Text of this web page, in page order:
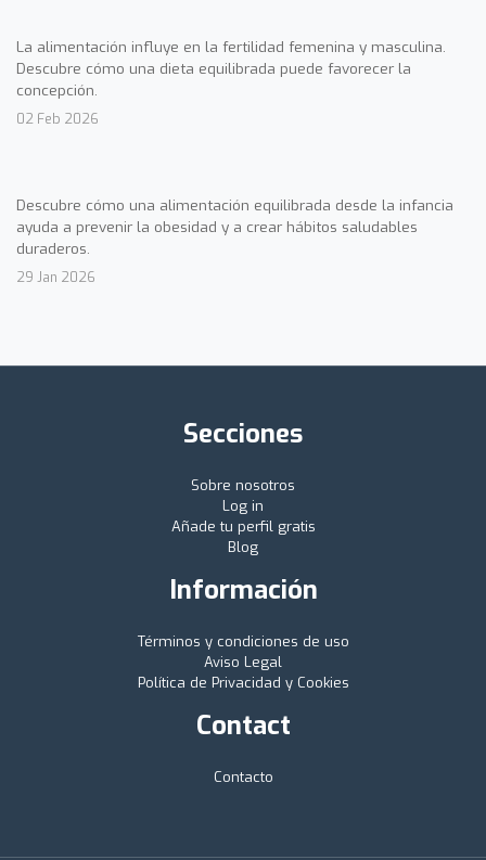
La alimentación influye en la fertilidad femenina y masculina.
Descubre cómo una dieta equilibrada puede favorecer la
concepción.
02 Feb 2026
Descubre cómo una alimentación equilibrada desde la infancia
ayuda a prevenir la obesidad y a crear hábitos saludables
duraderos.
29 Jan 2026
Secciones
Sobre nosotros
Log in
Añade tu perfil gratis
Blog
Información
Términos y condiciones de uso
Aviso Legal
Política de Privacidad y Cookies
Contact
Contacto